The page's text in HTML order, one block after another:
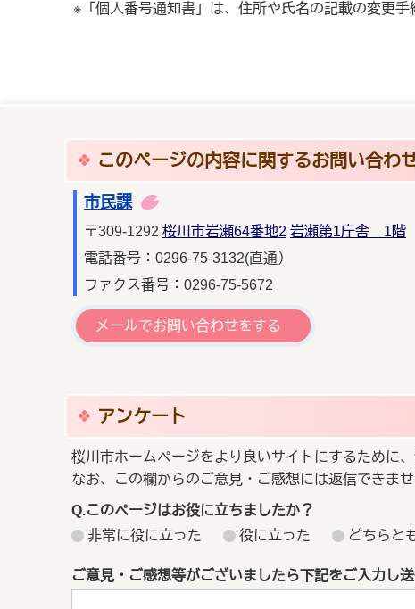
※「個人番号通知書」は、住所や氏名の記載の変更
このページの内容に関するお問い合わ
市民課
〒309-1292 桜川市岩瀬64番地2 岩瀬第1庁舎 1階
電話番号：0296-75-3132(直通）
ファクス番号：0296-75-5672
メールでお問い合わせをする
アンケート
桜川市ホームページをより良いサイトにするために
なお、この欄からのご意見・ご感想には返信できま
Q.このページはお役に立ちましたか？
非常に役に立った
役に立った どちらと
ご意見・ご感想等がございましたら下記をご入力し送